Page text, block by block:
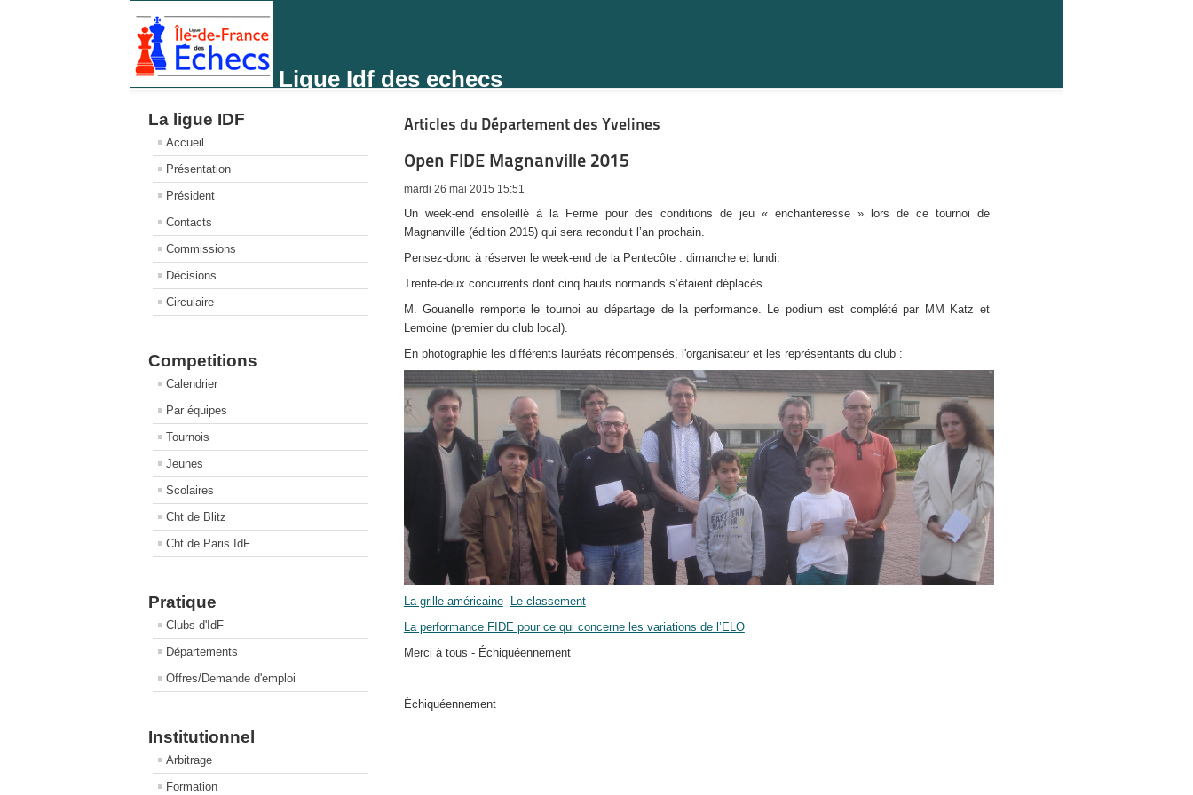
Ligue Idf des echecs
La ligue IDF
Accueil
Présentation
Président
Contacts
Commissions
Décisions
Circulaire
Competitions
Calendrier
Par équipes
Tournois
Jeunes
Scolaires
Cht de Blitz
Cht de Paris IdF
Pratique
Clubs d'IdF
Départements
Offres/Demande d'emploi
Institutionnel
Arbitrage
Formation
Articles du Département des Yvelines
Open FIDE Magnanville 2015
mardi 26 mai 2015 15:51
Un week-end ensoleillé à la Ferme pour des conditions de jeu « enchanteresse » lors de ce tournoi de
Magnanville (édition 2015) qui sera reconduit l’an prochain.
Pensez-donc à réserver le week-end de la Pentecôte : dimanche et lundi.
Trente-deux concurrents dont cinq hauts normands s’étaient déplacés.
M. Gouanelle remporte le tournoi au départage de la performance. Le podium est complété par MM Katz et
Lemoine (premier du club local).
En photographie les différents lauréats récompensés, l'organisateur et les représentants du club :
La grille américaine
Le classement
La performance FIDE pour ce qui concerne les variations de l’ELO
Merci à tous - Échiquéennement
Échiquéennement